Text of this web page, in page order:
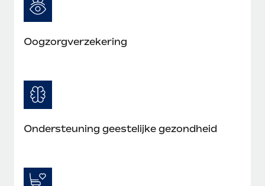
Oogzorgverzekering
Ondersteuning geestelijke gezondheid